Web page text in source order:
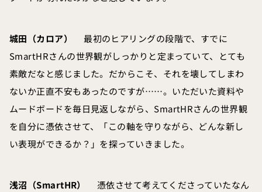
城田（カロア）
最初のヒアリングの段階で、すでに
SmartHRさんの世界観がしっかりと定まっていて、とても
素敵だなと感じました。だからこそ、それを壊してしまわ
ないか正直不安もあったのですが……。いただいた資料や
ムードボードを毎日見返しながら、SmartHRさんの世界観
を自分に憑依させて、「この軸を守りながら、どんな新し
い表現ができるか？」を探っていきました。
浅沼（SmartHR）
憑依させて考えてくださっていたなん